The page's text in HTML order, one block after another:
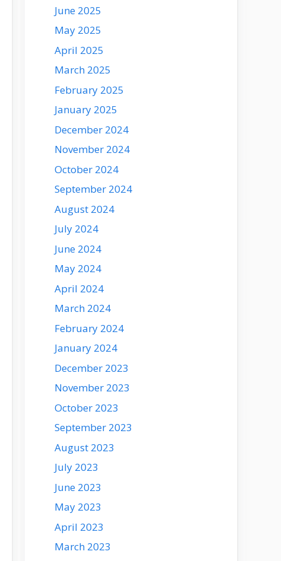
June 2025
May 2025
April 2025
March 2025
February 2025
January 2025
December 2024
November 2024
October 2024
September 2024
August 2024
July 2024
June 2024
May 2024
April 2024
March 2024
February 2024
January 2024
December 2023
November 2023
October 2023
September 2023
August 2023
July 2023
June 2023
May 2023
April 2023
March 2023